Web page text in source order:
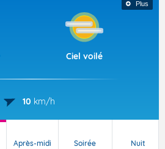
Plus
Ciel voilé
10 km/h
Après-midi Soirée Nuit